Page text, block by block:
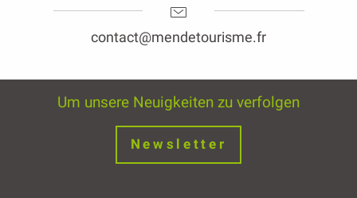
contact@mendetourisme.fr
Um unsere Neuigkeiten zu verfolgen
Newsletter